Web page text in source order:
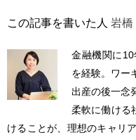
この記事を書いた人 岩橋
金融機関に
を経験。ワー
出産の後一念
柔軟に働ける
けることが、理想のキャリ